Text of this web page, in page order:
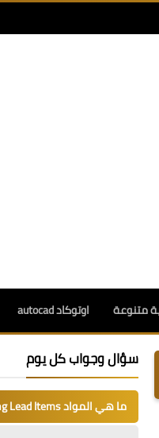
متنوعة اوتوكاد autocad
سؤال وجواب كل يوم
ما هي المواد Long Lead Items؟